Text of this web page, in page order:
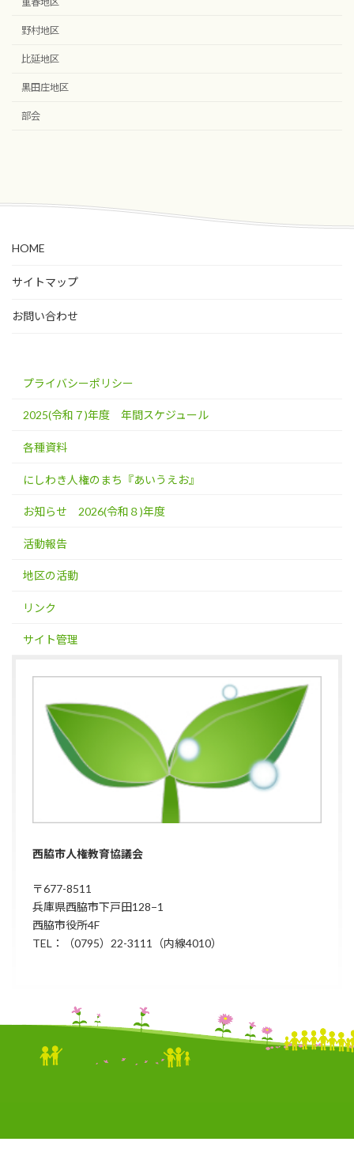
野村地区
比延地区
黒田庄地区
部会
HOME
サイトマップ
お問い合わせ
プライバシーポリシー
2025(令和７)年度 年間スケジュール
各種資料
にしわき人権のまち『あいうえお』
お知らせ 2026(令和８)年度
活動報告
地区の活動
リンク
サイト管理
西脇市人権教育協議会
〒677-8511
兵庫県西脇市下戸田128−1
西脇市役所4F
TEL：（0795）22-3111（内線4010）